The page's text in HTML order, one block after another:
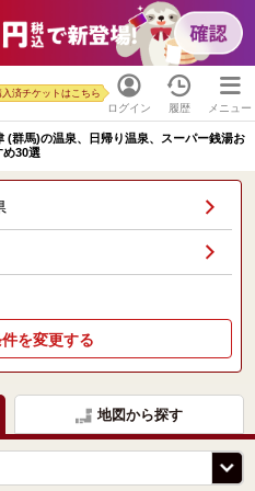
ログイン
入済チケットはこちら
履歴 メニュー
(群馬)の温泉、日帰り温泉、スーパー銭湯お
め30選
を変更する
地図から探す